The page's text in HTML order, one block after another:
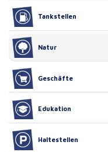
Tankstellen
Natur
Geschäfte
Edukation
Haltestellen